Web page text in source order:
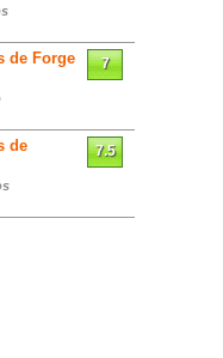
de Forge
7
de
7.5